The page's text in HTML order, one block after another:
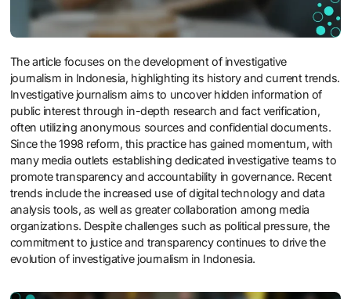
The article focuses on the development of investigative
journalism in Indonesia, highlighting its history and current trends.
Investigative journalism aims to uncover hidden information of
public interest through in-depth research and fact verification,
often utilizing anonymous sources and confidential documents.
Since the 1998 reform, this practice has gained momentum, with
many media outlets establishing dedicated investigative teams to
promote transparency and accountability in governance. Recent
trends include the increased use of digital technology and data
analysis tools, as well as greater collaboration among media
organizations. Despite challenges such as political pressure, the
commitment to justice and transparency continues to drive the
evolution of investigative journalism in Indonesia.